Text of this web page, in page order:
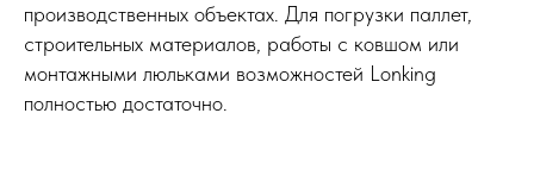
производственных объектах. Для погрузки паллет,
строительных материалов, работы с ковшом или
монтажными люльками возможностей Lonking
полностью достаточно.